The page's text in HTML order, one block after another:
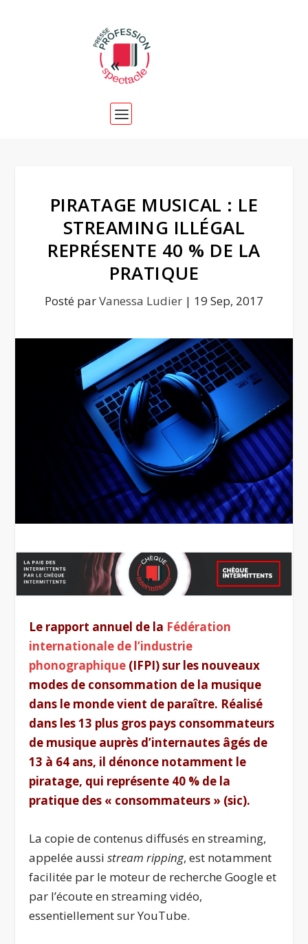
PIRATAGE MUSICAL : LE
STREAMING ILLÉGAL
REPRÉSENTE 40 % DE LA
PRATIQUE
Posté parVanessa Ludier | 19 Sep, 2017
Le rapport annuel de la Fédération
internationale de l’industrie
phonographique (IFPI) sur les nouveaux
modes de consommation de la musique
dans le monde vient de paraître. Réalisé
dans les 13 plus gros pays consommateurs
de musique auprès d’internautes âgés de
13 à 64 ans, il dénonce notamment le
piratage, qui représente 40 % de la
pratique des « consommateurs » (sic).
La copie de contenus diffusés en streaming,
appelée aussistream ripping, est notamment
facilitée par le moteur de recherche Google et
par l’écoute en streaming vidéo,
essentiellement sur YouTube.